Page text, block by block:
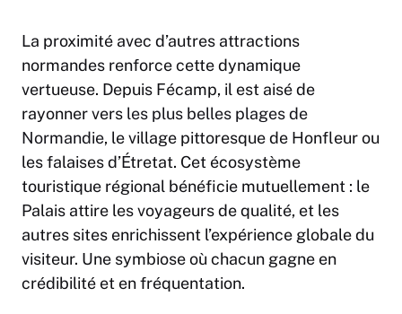
La proximité avec d’autres attractions
normandes renforce cette dynamique
vertueuse. Depuis Fécamp, il est aisé de
rayonner vers les plus belles plages de
Normandie, le village pittoresque de Honfleur ou
les falaises d’Étretat. Cet écosystème
touristique régional bénéficie mutuellement : le
Palais attire les voyageurs de qualité, et les
autres sites enrichissent l’expérience globale du
visiteur. Une symbiose où chacun gagne en
crédibilité et en fréquentation.